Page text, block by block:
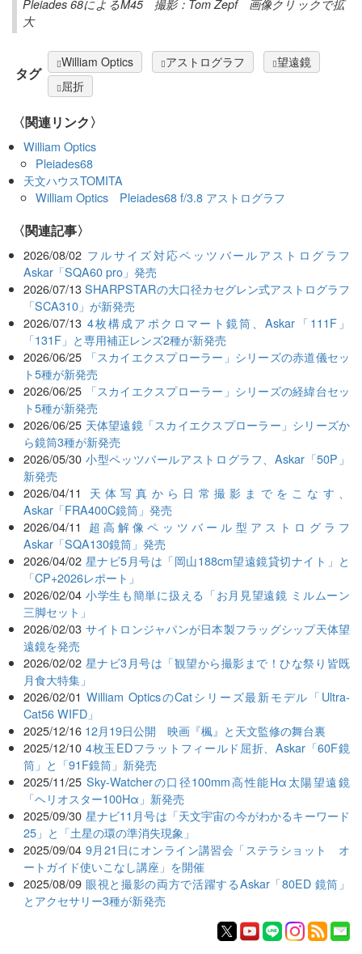
Pleiades 68によるM45 撮影：Tom Zepf 画像クリックで拡
大
タグ
William Optics アストログラフ
望遠鏡
屈折
〈関連リンク〉
William Optics
Pleiades68
天文ハウスTOMITA
William Optics Pleiades68 f/3.8 アストログラフ
関連記事
2026/08/02 フルサイズ対応ペッツバールアストログラフ
Askar「SQA60 pro」発売
2026/07/13 SHARPSTARの大口径カセグレン式アストログラフ
「SCA310」が新発売
2026/07/13 4枚構成アポクロマート鏡筒、Askar「111F」
「131F」と専用補正レンズ2種が新発売
2026/06/25
「スカイエクスプローラー」シリーズの赤道儀セッ
ト5種が新発売
2026/06/25
「スカイエクスプローラー」シリーズの経緯台セッ
ト5種が新発売
2026/06/25 天体望遠鏡「スカイエクスプローラー」シリーズか
ら鏡筒3種が新発売
2026/05/30 小型ペッツバールアストログラフ、Askar「50P」
新発売
2026/04/11
天体写真から日常撮影までをこなす、
Askar「FRA400C鏡筒」発売
2026/04/11
超高解像ペッツバール型アストログラフ
Askar「SQA130鏡筒」発売
2026/04/02 星ナビ5月号は「岡山188cm望遠鏡貸切ナイト」と
「CP+2026レポート」
2026/02/04 小学生も簡単に扱える「お月見望遠鏡 ミルムーン
三脚セット」
2026/02/03 サイトロンジャパンが日本製フラッグシップ天体望
遠鏡を発売
2026/02/02 星ナビ3月号は「観望から撮影まで！ひな祭り皆既
月食大特集」
2026/02/01 William OpticsのCatシリーズ最新モデル「Ultra-
Cat56 WIFD」
2025/12/16 12月19日公開 映画『楓』と天文監修の舞台裏
2025/12/10 4枚玉EDフラットフィールド屈折、Askar「60F鏡
筒」と「91F鏡筒」新発売
2025/11/25 Sky-Watcherの口径100mm高性能Hα太陽望遠鏡
「ヘリオスター100Hα」新発売
2025/09/30 星ナビ11月号は「天文宇宙の今がわかるキーワード
25」と「土星の環の準消失現象」
2025/09/04 9月21日にオンライン講習会「ステラショット オ
ートガイド使いこなし講座」を開催
2025/08/09 眼視と撮影の両方で活躍するAskar「80ED 鏡筒」
とアクセサリー3種が新発売